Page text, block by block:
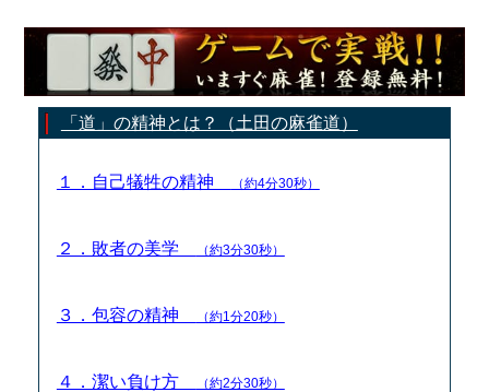
「道」の精神とは？（土田の麻雀道）
１．自己犠牲の精神 （約4分30秒）
２．敗者の美学 （約3分30秒）
３．包容の精神 （約1分20秒）
４．潔い負け方 （約2分30秒）